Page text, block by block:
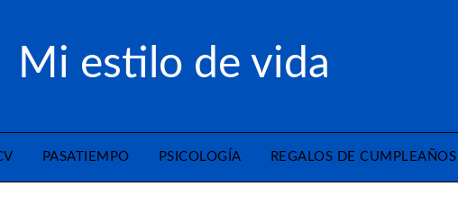
Mi estilo de vida
PASATIEMPO PSICOLOGÍA REGALOS DE CUMPLEAÑOS